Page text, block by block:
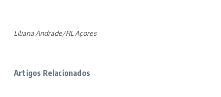
Liliana Andrade/RL Açores
Artigos Relacionados